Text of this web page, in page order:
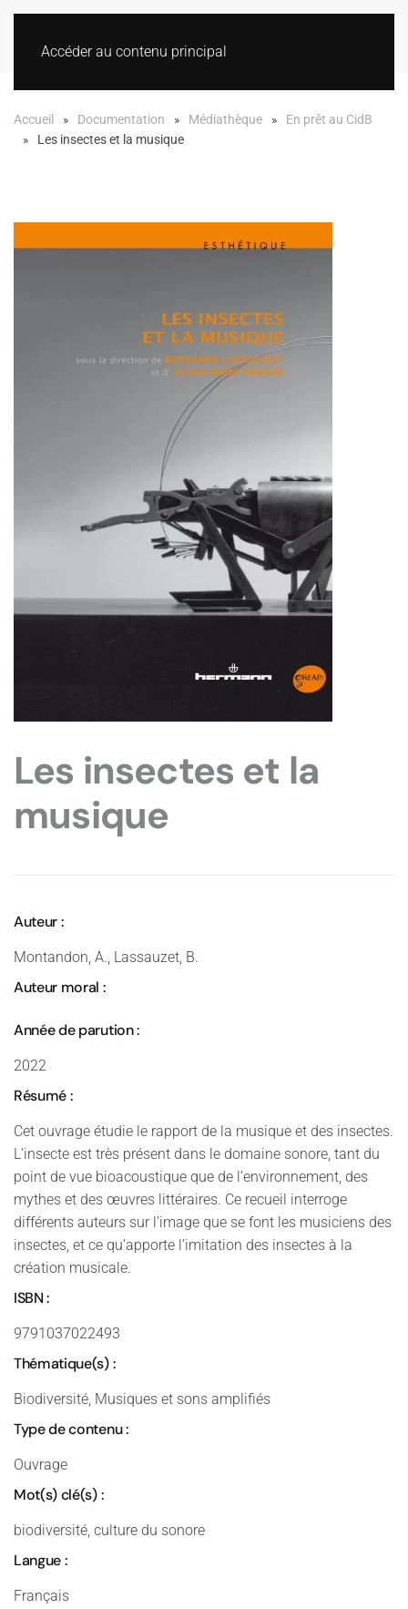
Accéder au contenu principal
Accueil Documentation Médiathèque
En prêt au CidB
Les insectes et la musique
Les insectes et la
musique
Auteur :
Montandon, A., Lassauzet, B.
Auteur moral :
Année de parution :
2022
Résumé :
Cet ouvrage étudie le rapport de la musique et des insectes.
L’insecte est très présent dans le domaine sonore, tant du
point de vue bioacoustique que de l’environnement, des
mythes et des œuvres littéraires. Ce recueil interroge
différents auteurs sur l’image que se font les musiciens des
insectes, et ce qu’apporte l’imitation des insectes à la
création musicale.
ISBN :
9791037022493
Thématique(s) :
Biodiversité, Musiques et sons amplifiés
Type de contenu :
Ouvrage
Mot(s) clé(s) :
biodiversité, culture du sonore
Langue :
Français